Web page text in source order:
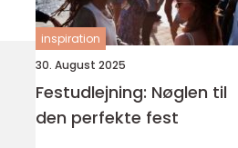
inspiration
30. August 2025
Festudlejning: Nøglen til
den perfekte fest